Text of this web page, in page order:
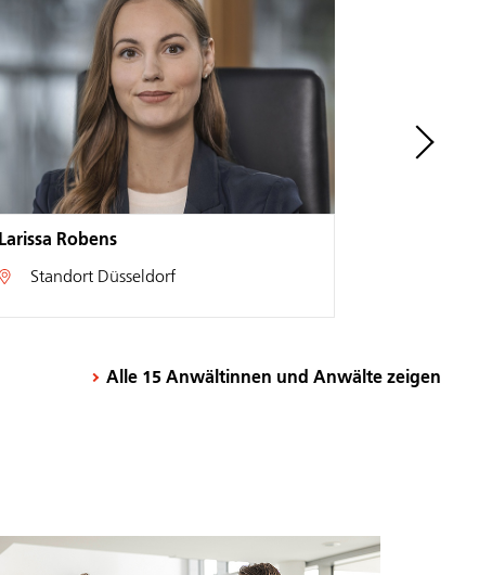
Dr. Walter Scheerbarth
Standort Düsseldorf
Alle 15 Anwältinnen und Anwälte zeigen